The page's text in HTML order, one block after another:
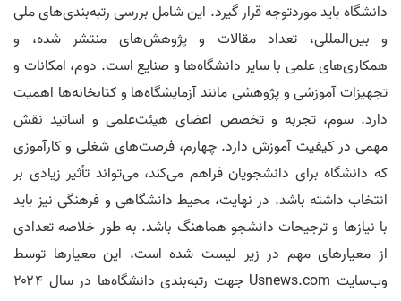
دانشگاه باید موردتوجه قرار گیرد. این شامل بررسی رتبه‌بندی‌های ملی
و بین‌المللی، تعداد مقالات و پژوهش‌های منتشر شده، و
همکاری‌های علمی با سایر دانشگاه‌ها و صنایع است. دوم، امکانات و
تجهیزات آموزشی و پژوهشی مانند آزمایشگاه‌ها و کتابخانه‌ها اهمیت
دارد. سوم، تجربه و تخصص اعضای هیئت‌علمی و اساتید نقش
مهمی در کیفیت آموزش دارد. چهارم، فرصت‌های شغلی و کارآموزی
که دانشگاه برای دانشجویان فراهم می‌کند، می‌تواند تأثیر زیادی بر
انتخاب داشته باشد. در نهایت، محیط دانشگاهی و فرهنگی نیز باید
با نیازها و ترجیحات دانشجو هماهنگ باشد. به طور خلاصه تعدادی
از معیار‌های مهم در زیر لیست شده است، این معیارها توسط
وب‌سایت Usnews.com جهت رتبه‌بندی دانشگاه‌ها در سال ۲۰۲۴